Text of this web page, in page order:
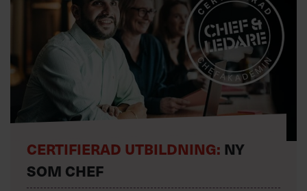
CERTIFIERAD UTBILDNING: NY
SOM CHEF